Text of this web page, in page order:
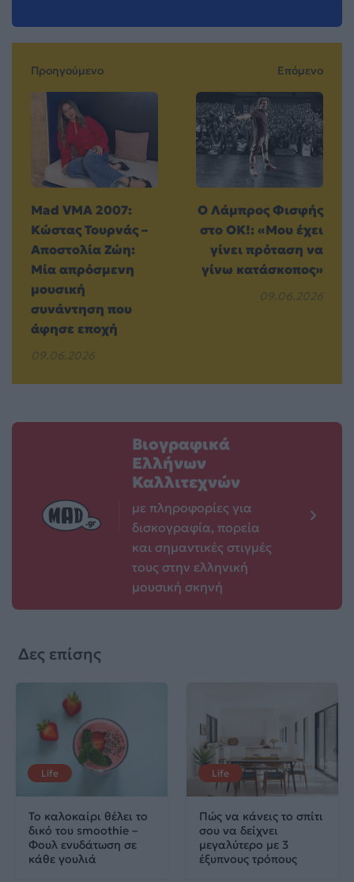
Προηγούμενο
Mad VMA 2007:
Κώστας Τουρνάς –
Αποστολία Ζώη:
Mία απρόσμενη
μουσική
συνάντηση που
άφησε εποχή
09.06.2026
Επόμενο
Ο Λάμπρος Φισφής
στο OK!: «Μου έχει
γίνει πρόταση να
γίνω κατάσκοπος»
09.06.2026
Βιογραφικά
Ελλήνων
Καλλιτεχνών
με πληροφορίες για
δισκογραφία, πορεία
και σημαντικές στιγμές
τους στην ελληνική
μουσική σκηνή
Δες επίσης
Life
Το καλοκαίρι θέλει το
δικό του smoothie –
Φουλ ενυδάτωση σε
κάθε γουλιά
Life
Πώς να κάνεις το σπίτι
σου να δείχνει
μεγαλύτερο με 3
έξυπνους τρόπους